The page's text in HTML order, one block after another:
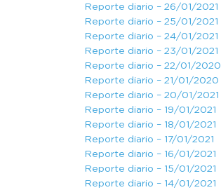
Reporte diario – 26/01/2021
Reporte diario – 25/01/2021
Reporte diario – 24/01/2021
Reporte diario – 23/01/2021
Reporte diario – 22/01/2020
Reporte diario – 21/01/2020
Reporte diario – 20/01/2021
Reporte diario – 19/01/2021
Reporte diario – 18/01/2021
Reporte diario – 17/01/2021
Reporte diario – 16/01/2021
Reporte diario – 15/01/2021
Reporte diario – 14/01/2021